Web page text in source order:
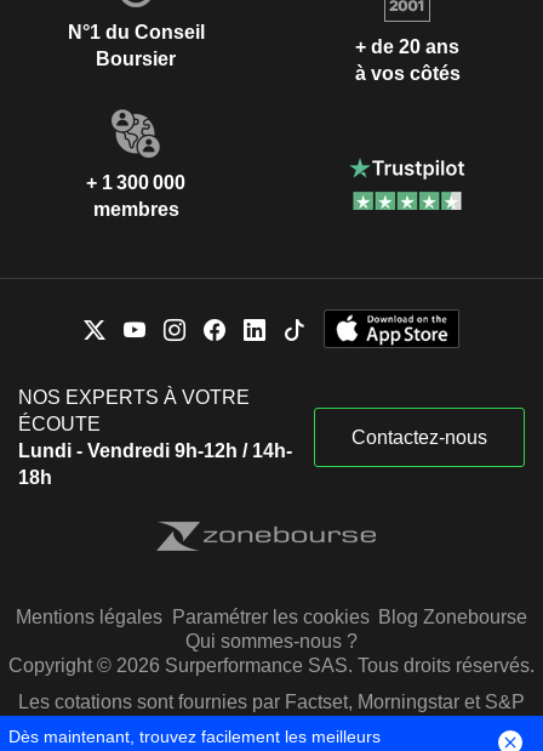
N°1 du Conseil
Boursier
+ de 20 ans
à vos côtés
+ 1 300 000
membres
NOS EXPERTS À VOTRE
ÉCOUTE
Lundi - Vendredi 9h-12h / 14h-
18h
Contactez-nous
Mentions légales Paramétrer les cookies Blog Zonebourse
Qui sommes-nous ?
Copyright © 2026 Surperformance SAS. Tous droits réservés.
Les cotations sont fournies par Factset, Morningstar et S&P
Capital IQ
Dès maintenant, trouvez facilement les meilleurs